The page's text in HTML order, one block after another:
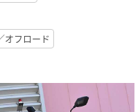
オフロード